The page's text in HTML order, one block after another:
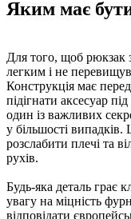
Яким має
Для того, щоб рюкзак
легким і не
Конструкція має
підігнати аксесуар
один із важливих
у більшості
розслабити плечі та
рухів.
Будь-яка деталь грає
увагу на міцність
відповідати